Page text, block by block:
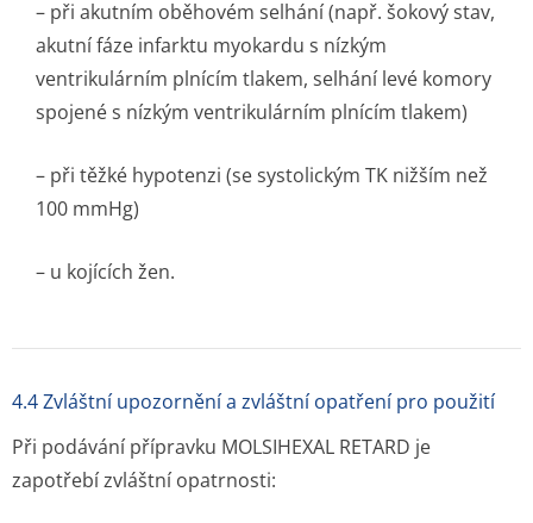
– při akutním oběhovém selhání (např. šokový stav,
akutní fáze infarktu myokardu s nízkým
ventrikulárním plnícím tlakem, selhání levé komory
spojené s nízkým ventrikulárním plnícím tlakem)
– při těžké hypotenzi (se systolickým TK nižším než
100 mmHg)
– u kojících žen.
4.4 Zvláštní upozornění a zvláštní opatření pro použití
Při podávání přípravku MOLSIHEXAL RETARD je
zapotřebí zvláštní opatrnosti: